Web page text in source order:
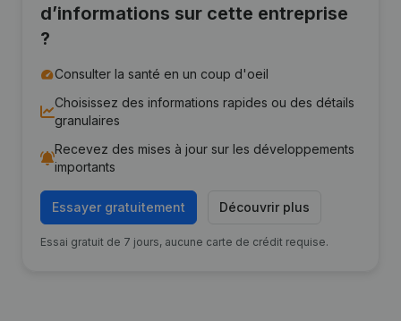
d’informations sur cette entreprise
?
Consulter la santé en un coup d'oeil
Choisissez des informations rapides ou des détails
granulaires
Recevez des mises à jour sur les développements
importants
Essayer gratuitement Découvrir plus
Essai gratuit de 7 jours, aucune carte de crédit requise.